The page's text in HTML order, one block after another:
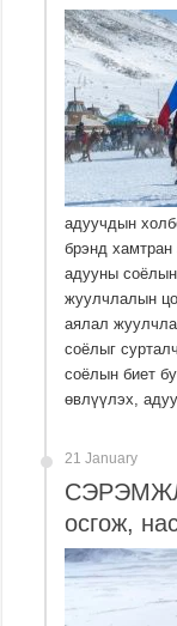
адуучдын
брэнд хамтран
адууны соёлын
жуулчлалын
аялал
соёлыг
соёлын биет
өвлүүлэх,
21 January
осгож,